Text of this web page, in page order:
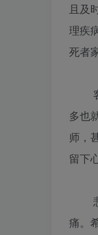
且及
理疾
死者
客
多也
师，
留下
悲
痛。